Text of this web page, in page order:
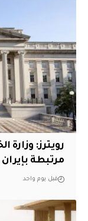
‏رويترز: وزارة
مرتبطة بإيران
قبل يوم واحد